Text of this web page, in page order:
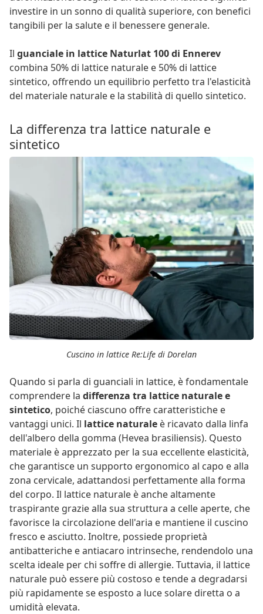
investire in un sonno di qualità superiore, con benefici
tangibili per la salute e il benessere generale.
Il guanciale in lattice Naturlat 100 di Ennerev
combina 50% di lattice naturale e 50% di lattice
sintetico, offrendo un equilibrio perfetto tra l'elasticità
del materiale naturale e la stabilità di quello sintetico.
La differenza tra lattice naturale e
sintetico
Cuscino in lattice Re:Life di Dorelan
Quando si parla di guanciali in lattice, è fondamentale
comprendere la differenza tra lattice naturale e
sintetico, poiché ciascuno offre caratteristiche e
vantaggi unici. Il lattice naturale è ricavato dalla linfa
dell'albero della gomma (Hevea brasiliensis). Questo
materiale è apprezzato per la sua eccellente elasticità,
che garantisce un supporto ergonomico al capo e alla
zona cervicale, adattandosi perfettamente alla forma
del corpo. Il lattice naturale è anche altamente
traspirante grazie alla sua struttura a celle aperte, che
favorisce la circolazione dell'aria e mantiene il cuscino
fresco e asciutto. Inoltre, possiede proprietà
antibatteriche e antiacaro intrinseche, rendendolo una
scelta ideale per chi soffre di allergie. Tuttavia, il lattice
naturale può essere più costoso e tende a degradarsi
più rapidamente se esposto a luce solare diretta o a
umidità elevata.